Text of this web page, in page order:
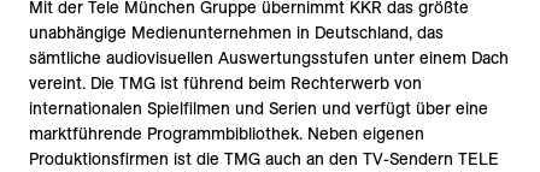
Mit der Tele München Gruppe übernimmt KKR das größte
unabhängige Medienunternehmen in Deutschland, das
sämtliche audiovisuellen Auswertungsstufen unter einem Dach
vereint. Die TMG ist führend beim Rechterwerb von
internationalen Spielfilmen und Serien und verfügt über eine
marktführende Programmbibliothek. Neben eigenen
Produktionsfirmen ist die TMG auch an den TV-Sendern TELE